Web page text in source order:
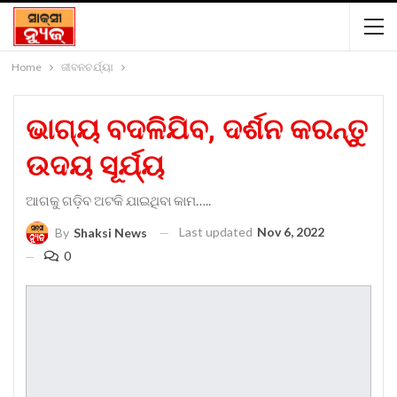
Home ଜୀବନଚର୍ଯ୍ୟା
ଭାଗ୍ୟ ବଦଳିଯିବ, ଦର୍ଶନ କରନ୍ତୁ
ଉଦୟ ସୂର୍ଯ୍ୟ
ଆଗକୁ ଗଡ଼ିବ ଅଟକି ଯାଇଥିବା କାମ…..
By Shaksi News Last updated Nov 6, 2022
0